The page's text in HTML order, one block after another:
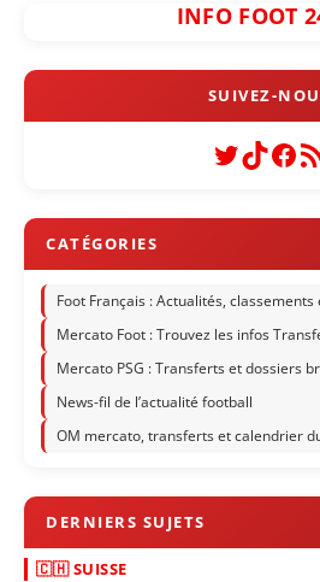
INFO FOOT
TwitterFlux
Foot Français : Actualités,
Mercato Foot : Trouvez les infos
Mercato PSG : Transferts et dossiers
News-fil de l’actualité football
OM mercato, transferts et calendrier
🇨🇭 SUISSE